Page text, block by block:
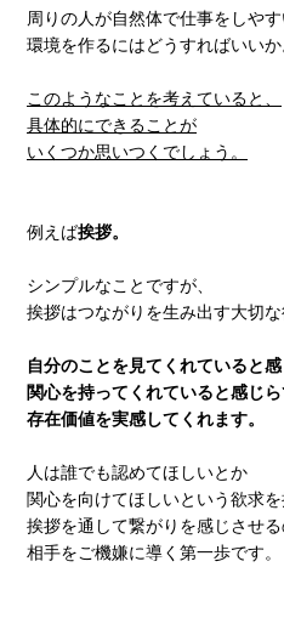
周りの人が自然体で仕事をしや
環境を作るにはどうすればいいか
このようなことを考えていると、
具体的にできることが
いくつか思いつくでしょう。
例えば挨拶。
シンプルなことですが、
挨拶はつながりを生み出す大切な
自分のことを見てくれていると感
関心を持ってくれていると感じら
存在価値を実感してくれます。
人は誰でも認めてほしいとか
関心を向けてほしいという欲求を
挨拶を通して繋がりを感じさせる
相手をご機嫌に導く第一歩です。